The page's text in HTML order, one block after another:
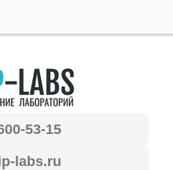
53-15
labs.ru